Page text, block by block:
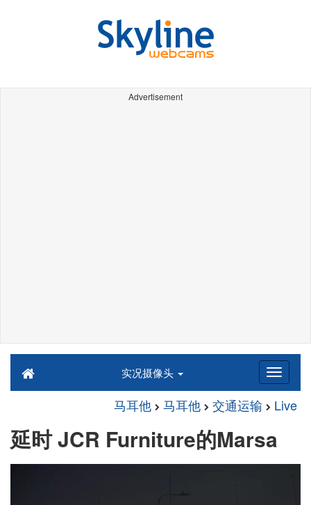
Advertisement
实况摄像头
马耳他 马耳他 交通运输 Live
延时 JCR Furniture的Marsa